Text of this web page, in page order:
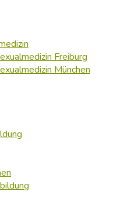
Freiburg
München